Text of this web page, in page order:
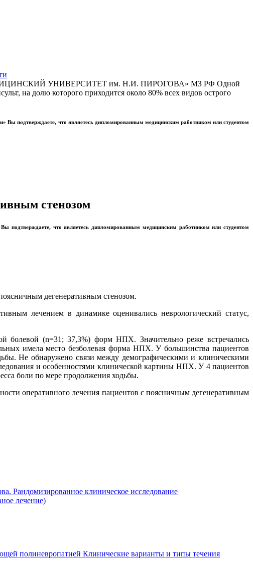
УНИВЕРСИТЕТ им. Н.И. ПИРОГОВА» МЗ РФ Одной
на долю которого приходится около 80% всех видов острого
Вы подтверждаете, что являетесь дипломированным медицинским работником или студентом
стенозом
подтверждаете, что являетесь дипломированным медицинским работником или студентом
дегенеративным стенозом.
лечением в динамике оценивались неврологический статус,
болевой (n=31; 37,3%) форм НПХ. Значительно реже встречались
имела место безболевая форма НПХ. У большинства пациентов
Не обнаружено связи между демографическими и клиническими
и особенностями клинической картины НПХ. У 4 пациентов
боли по мере продолжения ходьбы.
оперативного лечения пациентов с поясничным дегенеративным
Рандомизированное клиническое исследование
лечение)
полиневропатией Клинические варианты и типы течения